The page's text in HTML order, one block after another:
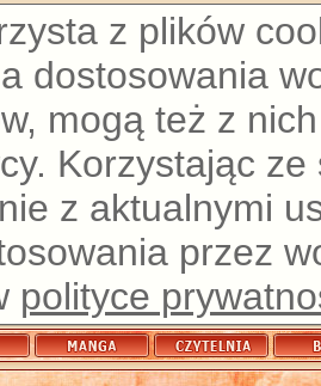
z plików
dostosowania
mogą też z
Korzystając
z aktualnymi
przez
polityce